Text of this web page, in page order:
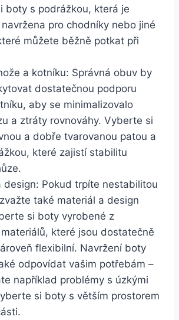
boty s podrážkou, která je
pro chodníky nebo jiné
můžete běžně potkat při
a kotníku: Správná obuv by
dostatečnou podporu
aby se minimalizovalo
a ztráty rovnováhy. Vyberte si
a dobře tvarovanou patou a
které zajistí stabilitu
design: Pokud trpíte nestabilitou
také materiál a design
si boty vyrobené z
které jsou dostatečně
flexibilní. Navržení boty
odpovídat vašim potřebám –
například problémy s úzkými
si boty s větším prostorem